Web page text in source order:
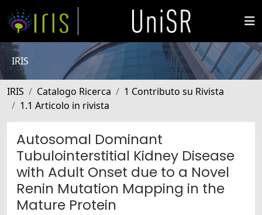
IRIS
IRIS Catalogo Ricerca
1 Contributo su Rivista
1.1 Articolo in rivista
Autosomal Dominant
Tubulointerstitial Kidney Disease
with Adult Onset due to a Novel
Renin Mutation Mapping in the
Mature Protein